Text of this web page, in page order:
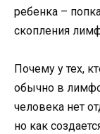
ребенка –
скопления
Почему у тех,
обычно в
человека нет
но как